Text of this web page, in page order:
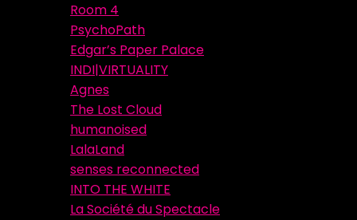
Room 4
PsychoPath
Edgar’s Paper Palace
INDI|VIRTUALITY
Agnes
The Lost Cloud
humanoised
LalaLand
senses reconnected
INTO THE WHITE
La Société du Spectacle